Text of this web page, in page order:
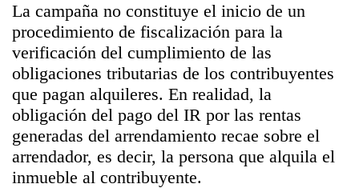
La campaña no constituye el inicio de un
procedimiento de fiscalización para la
verificación del cumplimiento de las
obligaciones tributarias de los contribuyentes
que pagan alquileres. En realidad, la
obligación del pago del IR por las rentas
generadas del arrendamiento recae sobre el
arrendador, es decir, la persona que alquila el
inmueble al contribuyente.